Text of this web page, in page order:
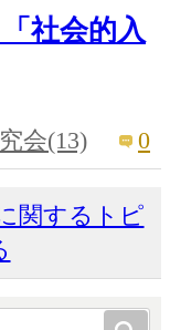
社会的入
会(13) 0
関するトピ